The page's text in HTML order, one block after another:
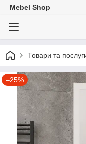
Mebel Shop
Товари та
–25%